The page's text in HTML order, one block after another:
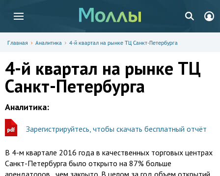
Главная Аналитика 4-й квартал на рынке ТЦ Санкт-Петербурга
4-й квартал на рынке ТЦ
Санкт-Петербурга
Аналитика:
Зарегистрируйтесь, чтобы скачать бесплатный отчёт
В 4-м квартале 2016 года в качественных торговых центрах
Санкт-Петербурга было открыто на 87% больше
арендаторов , чем закрыто. В целом за год объем открытий